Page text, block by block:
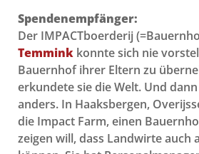
Spendenempfänger:
Der IMPACTboerderij
Temmink konnte sich nie
Bauernhof ihrer Eltern zu
erkundete sie die Welt. Und
anders. In Haaksbergen,
die Impact Farm, einen
zeigen will, dass Landwirte auch